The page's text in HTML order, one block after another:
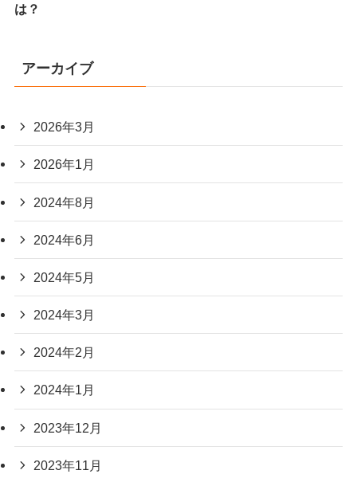
は？
アーカイブ
2026年3月
2026年1月
2024年8月
2024年6月
2024年5月
2024年3月
2024年2月
2024年1月
2023年12月
2023年11月